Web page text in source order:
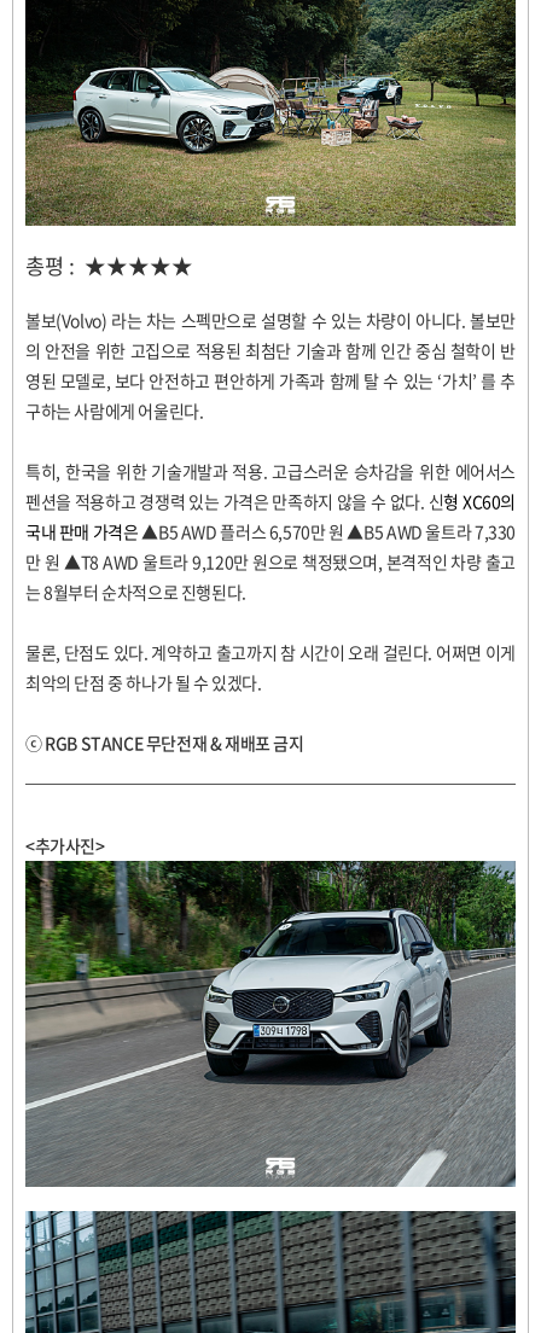
총평 : ★★★★★
볼보(Volvo) 라는 차는 스펙만으로 설명할 수 있는 차량이 아니다.볼보만
의 안전을 위한 고집으로 적용된 최첨단 기술과 함께 인간 중심 철학이 반
영된 모델로 보다 안전하고 편안하게 가족과 함께 탈 수 있는 ‘가치’를 추
구하는 사람에게 어울린다.
특히 한국을 위한 기술개발과 적용 고급스러운 승차감을 위한 에어서스
펜션을 적용하고 경쟁력 있는 가격은 만족하지 않을 수 없다 신형 XC60의
국내 판매 가격은 ▲B5 AWD플러스6,570만 원 ▲B5 AWD울트라7,330
만 원 ▲T8 AWD울트라9,120만 원으로 책정됐으며 본격적인 차량 출고
는8월부터 순차적으로 진행된다.
물론, 단점도 있다. 계약하고 출고까지 참 시간이 오래 걸린다. 어쩌면 이게
최악의 단점 중 하나가 될 수 있겠다
ⓒRGB STANCE무단전재&재배포 금지
<추가사진>